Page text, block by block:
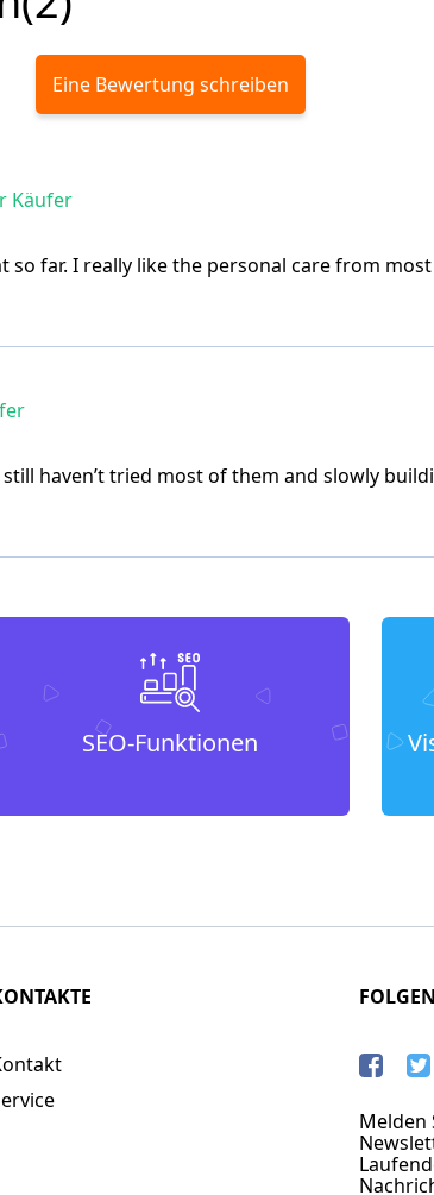
Eine Bewertung schreiben
Käufer
so far. I really like the personal care from
haven’t tried most of them and slowly
SEO-Funktionen
FOLGEN
Melden